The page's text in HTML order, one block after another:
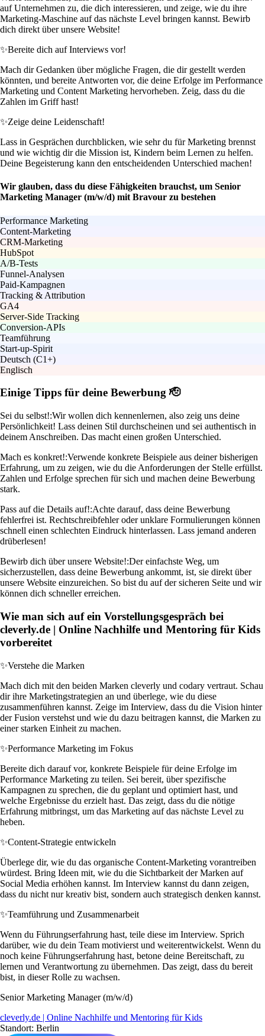
auf Unternehmen zu, die dich interessieren, und zeige, wie du ihre
Marketing-Maschine auf das nächste Level bringen kannst. Bewirb
dich direkt über unsere Website!
✨Bereite dich auf Interviews vor!
Mach dir Gedanken über mögliche Fragen, die dir gestellt werden
könnten, und bereite Antworten vor, die deine Erfolge im Performance
Marketing und Content Marketing hervorheben. Zeig, dass du die
Zahlen im Griff hast!
✨Zeige deine Leidenschaft!
Lass in Gesprächen durchblicken, wie sehr du für Marketing brennst
und wie wichtig dir die Mission ist, Kindern beim Lernen zu helfen.
Deine Begeisterung kann den entscheidenden Unterschied machen!
Wir glauben, dass du diese Fähigkeiten brauchst, um Senior
Marketing Manager (m/w/d) mit Bravour zu bestehen
Performance Marketing
Content-Marketing
CRM-Marketing
HubSpot
A/B-Tests
Funnel-Analysen
Paid-Kampagnen
Tracking & Attribution
GA4
Server-Side Tracking
Conversion-APIs
Teamführung
Start-up-Spirit
Deutsch (C1+)
Englisch
Einige Tipps für deine Bewerbung 🫡
Sei du selbst!:Wir wollen dich kennenlernen, also zeig uns deine
Persönlichkeit! Lass deinen Stil durchscheinen und sei authentisch in
deinem Anschreiben. Das macht einen großen Unterschied.
Mach es konkret!:Verwende konkrete Beispiele aus deiner bisherigen
Erfahrung, um zu zeigen, wie du die Anforderungen der Stelle erfüllst.
Zahlen und Erfolge sprechen für sich und machen deine Bewerbung
stark.
Pass auf die Details auf!:Achte darauf, dass deine Bewerbung
fehlerfrei ist. Rechtschreibfehler oder unklare Formulierungen können
schnell einen schlechten Eindruck hinterlassen. Lass jemand anderen
drüberlesen!
Bewirb dich über unsere Website!:Der einfachste Weg, um
sicherzustellen, dass deine Bewerbung ankommt, ist, sie direkt über
unsere Website einzureichen. So bist du auf der sicheren Seite und wir
können dich schneller erreichen.
Wie man sich auf ein Vorstellungsgespräch bei
cleverly.de | Online Nachhilfe und Mentoring für Kids
vorbereitet
✨Verstehe die Marken
Mach dich mit den beiden Marken cleverly und codary vertraut. Schau
dir ihre Marketingstrategien an und überlege, wie du diese
zusammenführen kannst. Zeige im Interview, dass du die Vision hinter
der Fusion verstehst und wie du dazu beitragen kannst, die Marken zu
einer starken Einheit zu machen.
✨Performance Marketing im Fokus
Bereite dich darauf vor, konkrete Beispiele für deine Erfolge im
Performance Marketing zu teilen. Sei bereit, über spezifische
Kampagnen zu sprechen, die du geplant und optimiert hast, und
welche Ergebnisse du erzielt hast. Das zeigt, dass du die nötige
Erfahrung mitbringst, um das Marketing auf das nächste Level zu
heben.
✨Content-Strategie entwickeln
Überlege dir, wie du das organische Content-Marketing vorantreiben
würdest. Bring Ideen mit, wie du die Sichtbarkeit der Marken auf
Social Media erhöhen kannst. Im Interview kannst du dann zeigen,
dass du nicht nur kreativ bist, sondern auch strategisch denken kannst.
✨Teamführung und Zusammenarbeit
Wenn du Führungserfahrung hast, teile diese im Interview. Sprich
darüber, wie du dein Team motivierst und weiterentwickelst. Wenn du
noch keine Führungserfahrung hast, betone deine Bereitschaft, zu
lernen und Verantwortung zu übernehmen. Das zeigt, dass du bereit
bist, in dieser Rolle zu wachsen.
Senior Marketing Manager (m/w/d)
cleverly.de | Online Nachhilfe und Mentoring für Kids
Standort: Berlin